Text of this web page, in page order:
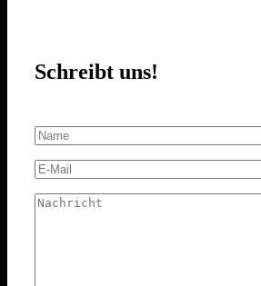
Schreibt uns!